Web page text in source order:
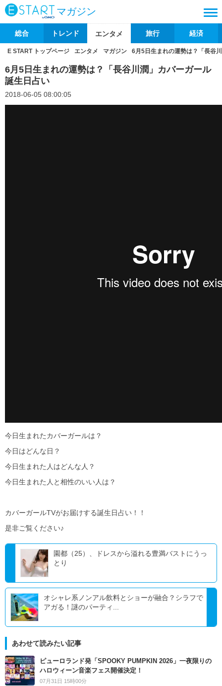
マガジン
総合 トレンド エンタメ 旅行 経済
E START トップページ エンタメ マガジン 6月5日生まれの運勢は？「長谷
6月5日生まれの運勢は？「長谷川潤」カバーガール
誕生日占い
2018-06-05 08:00:05
今日生まれたカバーガールは？
今日はどんな日？
今日生まれた人はどんな人？
今日生まれた人と相性のいい人は？
カバーガールTVがお届けする誕生日占い！！
是非ご覧ください♪
園都（25）、ドレスから溢れる豊満バストにうっ
とり
オシャレ系ノンアル飲料とショーが融合？シラフで
アガる！謎のパーティ...
あわせて読みたい記事
ピューロランド発「SPOOKY PUMPKIN 2026」一夜限りの
ハロウィーン音楽フェス開催決定！
07月31日 15時00分